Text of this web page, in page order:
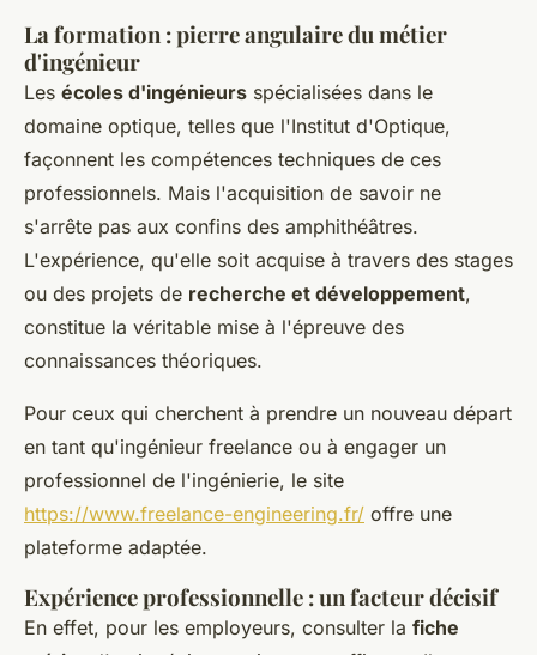
La formation : pierre angulaire du métier
d'ingénieur
Les écoles d'ingénieurs spécialisées dans le
domaine optique, telles que l'Institut d'Optique,
façonnent les compétences techniques de ces
professionnels. Mais l'acquisition de savoir ne
s'arrête pas aux confins des amphithéâtres.
L'expérience, qu'elle soit acquise à travers des stages
ou des projets de recherche et développement,
constitue la véritable mise à l'épreuve des
connaissances théoriques.
Pour ceux qui cherchent à prendre un nouveau départ
en tant qu'ingénieur freelance ou à engager un
professionnel de l'ingénierie, le site
https://www.freelance-engineering.fr/ offre une
plateforme adaptée.
Expérience professionnelle : un facteur décisif
En effet, pour les employeurs, consulter la fiche